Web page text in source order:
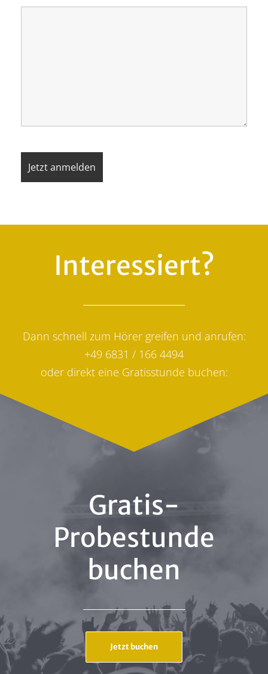
Interessiert?
Dann schnell zum Hörer greifen und anrufen:
+49 6831 / 166 4494
oder direkt eine Gratisstunde buchen:
Gratis-
Probestunde
buchen
Jetzt buchen